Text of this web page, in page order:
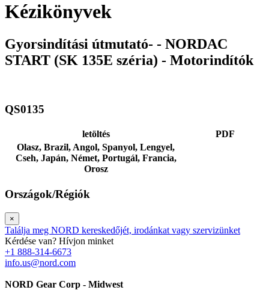
Kézikönyvek
Gyorsindítási útmutató- - NORDAC
START (SK 135E széria) - Motorindítók
QS0135
letöltés
PDF
Olasz, Brazil, Angol, Spanyol, Lengyel,
Cseh, Japán, Német, Portugál, Francia,
Orosz
Országok/Régiók
×
Találja meg NORD kereskedőjét, irodánkat vagy szervizünket
Kérdése van? Hívjon minket
+1 888-314-6673
info.us@nord.com
NORD Gear Corp - Midwest